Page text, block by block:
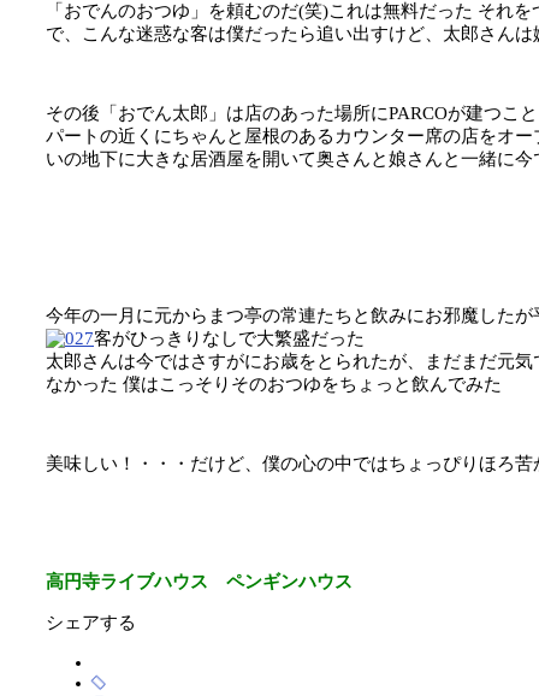
「おでんのおつゆ」を頼むのだ(笑)これは無料だった それ
で、こんな迷惑な客は僕だったら追い出すけど、太郎さん
その後「おでん太郎」は店のあった場所にPARCOが建つこ
パートの近くにちゃんと屋根のあるカウンター席の店をオ
いの地下に大きな居酒屋を開いて奥さんと娘さんと一緒に
今年の一月に元からまつ亭の常連たちと飲みにお邪魔した
客がひっきりなしで大繁盛だった
太郎さんは今ではさすがにお歳をとられたが、まだまだ元
なかった 僕はこっそりそのおつゆをちょっと飲んでみた
美味しい！・・・だけど、僕の心の中ではちょっぴりほろ苦
高円寺ライブハウス ペンギンハウス
シェアする